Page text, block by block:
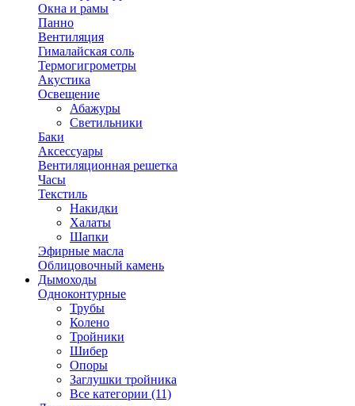
Окна и рамы
Панно
Вентиляция
Гималайская соль
Термогигрометры
Акустика
Освещение
Абажуры
Светильники
Баки
Аксессуары
Вентиляционная решетка
Часы
Текстиль
Накидки
Халаты
Шапки
Эфирные масла
Облицовочный камень
Дымоходы
Одноконтурные
Трубы
Колено
Тройники
Шибер
Опоры
Заглушки тройника
Все категории (11)